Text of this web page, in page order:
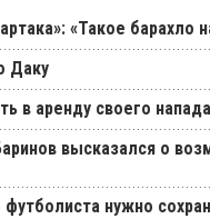
«Такое барахло
Даку
в аренду своего
высказался о
футболиста нужно